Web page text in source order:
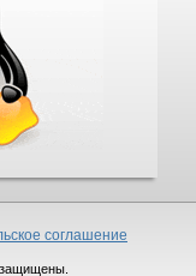
соглашение